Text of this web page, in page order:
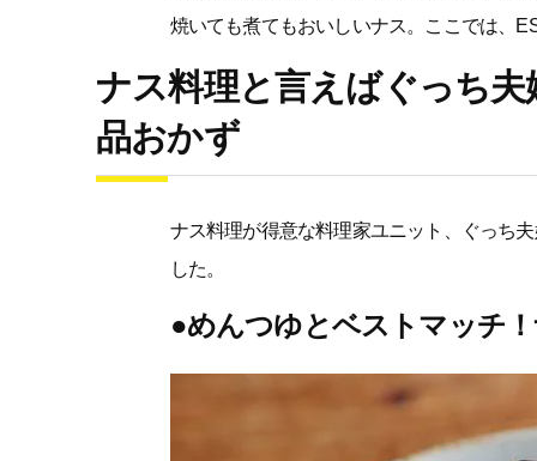
焼いても煮てもおいしいナス。ここでは、
ナス料理と言えばぐっち
品おかず
ナス料理が得意な料理家ユニット、ぐっち
した。
●めんつゆとベストマッチ